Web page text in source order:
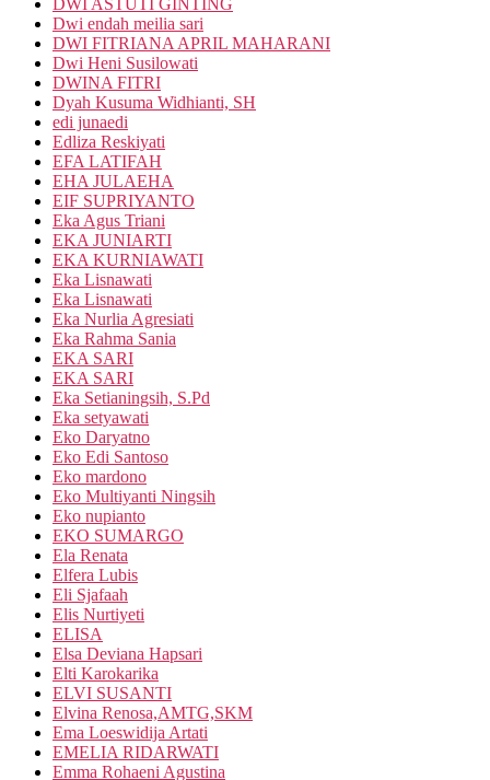
DWI ASTUTI GINTING
Dwi endah meilia sari
DWI FITRIANA APRIL MAHARANI
Dwi Heni Susilowati
DWINA FITRI
Dyah Kusuma Widhianti, SH
edi junaedi
Edliza Reskiyati
EFA LATIFAH
EHA JULAEHA
EIF SUPRIYANTO
Eka Agus Triani
EKA JUNIARTI
EKA KURNIAWATI
Eka Lisnawati
Eka Lisnawati
Eka Nurlia Agresiati
Eka Rahma Sania
EKA SARI
EKA SARI
Eka Setianingsih, S.Pd
Eka setyawati
Eko Daryatno
Eko Edi Santoso
Eko mardono
Eko Multiyanti Ningsih
Eko nupianto
EKO SUMARGO
Ela Renata
Elfera Lubis
Eli Sjafaah
Elis Nurtiyeti
ELISA
Elsa Deviana Hapsari
Elti Karokarika
ELVI SUSANTI
Elvina Renosa,AMTG,SKM
Ema Loeswidija Artati
EMELIA RIDARWATI
Emma Rohaeni Agustina